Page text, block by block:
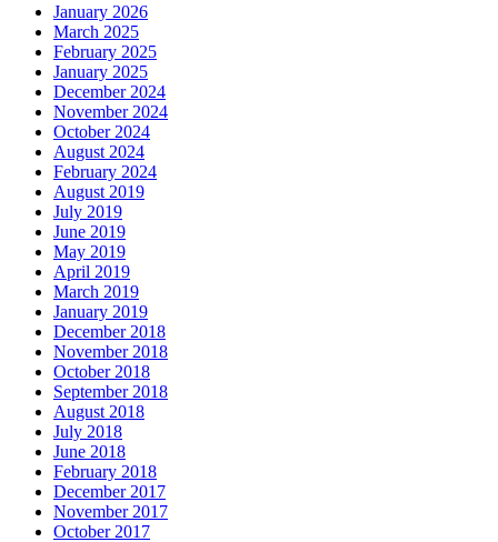
January 2026
March 2025
February 2025
January 2025
December 2024
November 2024
October 2024
August 2024
February 2024
August 2019
July 2019
June 2019
May 2019
April 2019
March 2019
January 2019
December 2018
November 2018
October 2018
September 2018
August 2018
July 2018
June 2018
February 2018
December 2017
November 2017
October 2017